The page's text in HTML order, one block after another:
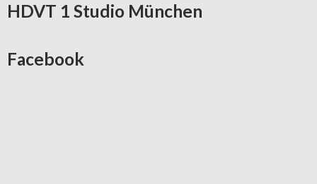
HDVT 1 Studio München
Facebook